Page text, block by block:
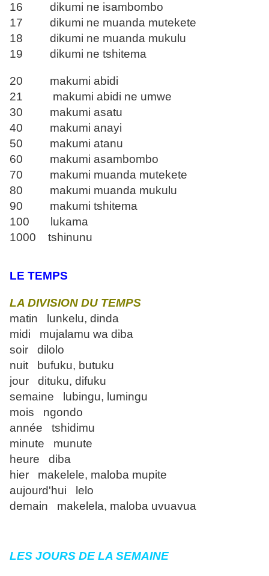
16 dikumi ne isambombo
17 dikumi ne muanda mutekete
18 dikumi ne muanda mukulu
19 dikumi ne tshitema
20 makumi abidi
21 makumi abidi ne umwe
30 makumi asatu
40 makumi anayi
50 makumi atanu
60 makumi asambombo
70 makumi muanda mutekete
80 makumi muanda mukulu
90 makumi tshitema
100 lukama
1000 tshinunu
LE TEMPS
LA DIVISION DU TEMPS
matin lunkelu, dinda
midi mujalamu wa diba
soir dilolo
nuit bufuku, butuku
jour dituku, difuku
semaine lubingu, lumingu
mois ngondo
année tshidimu
minute munute
heure diba
hier makelele, maloba mupite
aujourd'hui lelo
demain makelela, maloba uvuavua
LES JOURS DE LA SEMAINE